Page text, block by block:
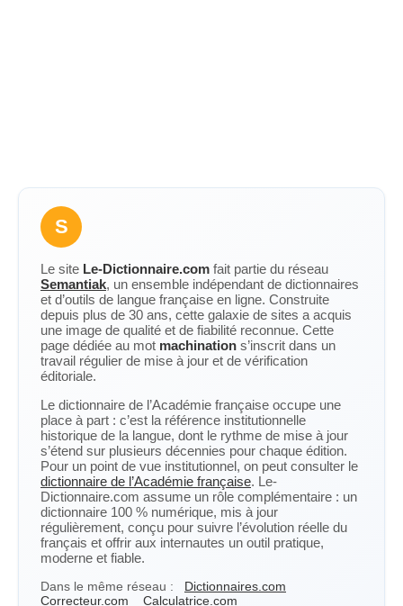
S
Le site Le-Dictionnaire.com fait partie du réseau
Semantiak, un ensemble indépendant de dictionnaires
et d’outils de langue française en ligne. Construite
depuis plus de 30 ans, cette galaxie de sites a acquis
une image de qualité et de fiabilité reconnue. Cette
page dédiée au mot machination s’inscrit dans un
travail régulier de mise à jour et de vérification
éditoriale.
Le dictionnaire de l’Académie française occupe une
place à part : c’est la référence institutionnelle
historique de la langue, dont le rythme de mise à jour
s’étend sur plusieurs décennies pour chaque édition.
Pour un point de vue institutionnel, on peut consulter le
dictionnaire de l’Académie française. Le-
Dictionnaire.com assume un rôle complémentaire : un
dictionnaire 100 % numérique, mis à jour
régulièrement, conçu pour suivre l’évolution réelle du
français et offrir aux internautes un outil pratique,
moderne et fiable.
Dans le même réseau :
Dictionnaires.com
Correcteur.com
Calculatrice.com